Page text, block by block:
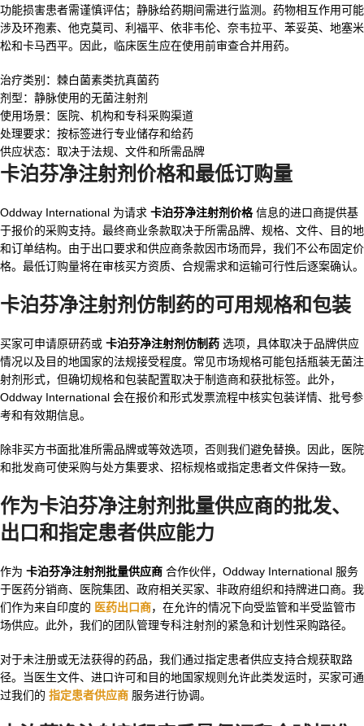
功能损害患者需谨慎评估；静脉给药期间需进行监测。药物相互作用可能
涉及环孢素、他克莫司、利福平、依非韦伦、奈韦拉平、苯妥英、地塞米
松和卡马西平。因此，临床医生应在使用前审查合并用药。
治疗类别：棘白菌素类抗真菌药
剂型：静脉使用的无菌注射剂
使用场景：医院、机构和专科采购渠道
处理要求：按标签进行专业储存和给药
供应状态：取决于法规、文件和所需品牌
卡泊芬净注射剂价格和最低订购量
Oddway International 为请求 卡泊芬净注射剂价格信息的进口商提供基
于报价的采购支持。最终商业条款取决于所需品牌、规格、文件、目的地
和订单结构。由于出口要求和供应商条款因市场而异，我们不公布固定价
格。最低订购量将在审核买方资质、合规需求和运输可行性后逐案确认。
卡泊芬净注射剂仿制药的可用规格和包装
买家可申请原研药或 卡泊芬净注射剂仿制药 选项，具体取决于品牌供应
情况以及目的地国家的法规接受程度。常见市场规格可能包括瓶装无菌注
射剂形式，但确切规格和包装配置取决于制造商和获批标签。此外，
Oddway International 会在报价和形式发票流程中核实包装详情、批号参
考和有效期信息。
除非买方书面批准所需品牌或等效选项，否则我们避免替换。因此，医院
和批发商可使采购与处方集要求、招标规格或指定患者文件保持一致。
作为卡泊芬净注射剂批量供应商的批发、
出口和指定患者供应能力
作为 卡泊芬净注射剂批量供应商 合作伙伴，Oddway International 服务
于医药分销商、医院集团、政府相关买家、非政府组织和持牌进口商。我
们作为来自印度的 医药出口商，在允许的情况下向受监管和半受监管市
场供应。此外，我们的团队管理专科注射剂的紧急和计划性采购路径。
对于未注册或无法获得的药品，我们通过指定患者供应支持合规获取路
径。当医生文件、进口许可和目的地国家规则允许此类发运时，买家可通
过我们的 指定患者供应商 服务进行协调。